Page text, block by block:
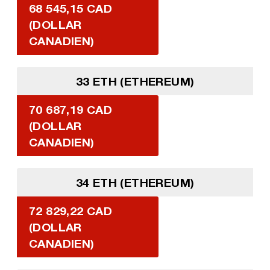
68 545,15 CAD
(DOLLAR
CANADIEN)
33 ETH (ETHEREUM)
70 687,19 CAD
(DOLLAR
CANADIEN)
34 ETH (ETHEREUM)
72 829,22 CAD
(DOLLAR
CANADIEN)